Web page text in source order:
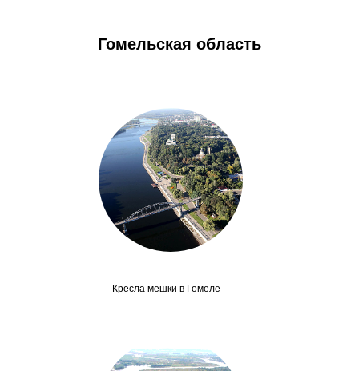
Гомельская область
Кресла мешки в Гомеле